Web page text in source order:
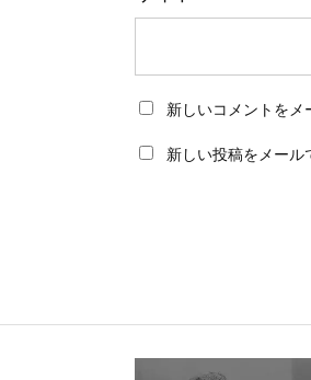
新しいコメントをメ
新しい投稿をメール